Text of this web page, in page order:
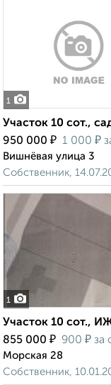
1
Участок 10 сот.,
950 000 ₽ 1 000 ₽
Вишнёвая улица 3
Собственник,
1
Участок 10 сот.,
855 000 ₽ 900 ₽ за
Морская 28
Собственник,